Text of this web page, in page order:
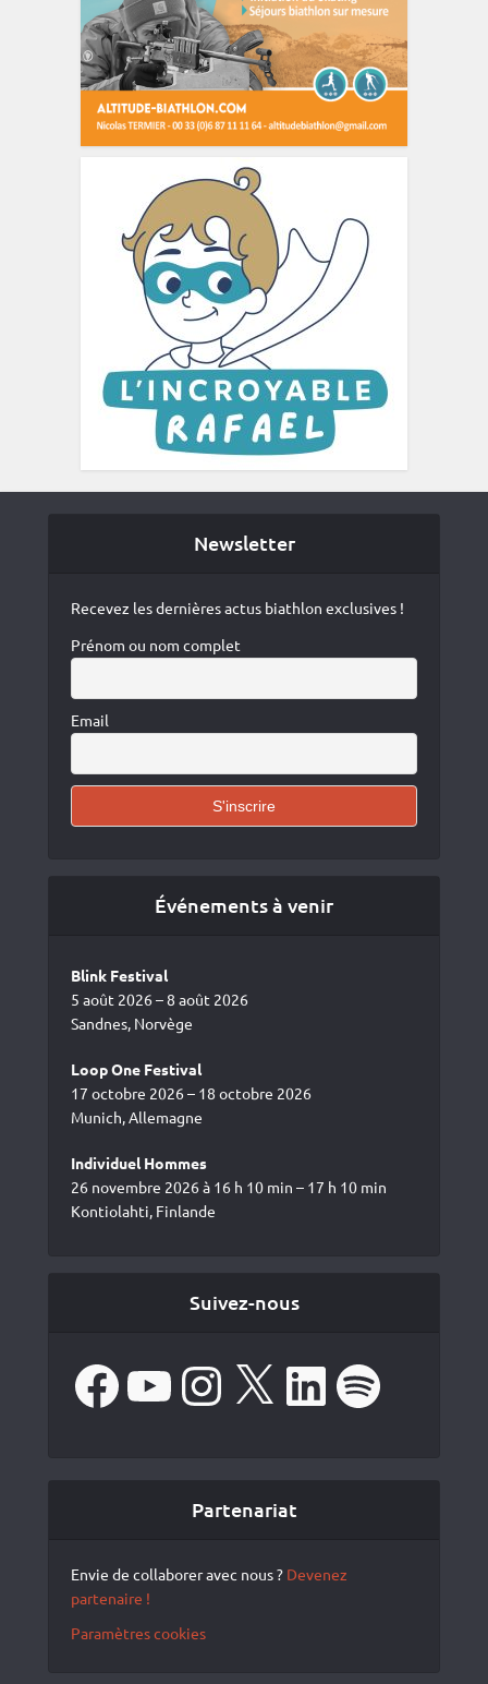
Newsletter
Recevez les dernières actus biathlon exclusives !
Prénom ou nom complet
Email
Événements à venir
Blink Festival
5 août 2026 – 8 août 2026
Sandnes, Norvège
Loop One Festival
17 octobre 2026 – 18 octobre 2026
Munich, Allemagne
Individuel Hommes
26 novembre 2026 à 16 h 10 min – 17 h 10 min
Kontiolahti, Finlande
Suivez-nous
FacebookYouTube Instagram LinkedIn Spotify
Partenariat
Envie de collaborer avec nous ? Devenez
partenaire !
Paramètres cookies